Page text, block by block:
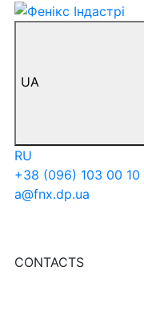
UA
RU
+38 (096) 103 00 10
a@fnx.dp.ua
CONTACTS